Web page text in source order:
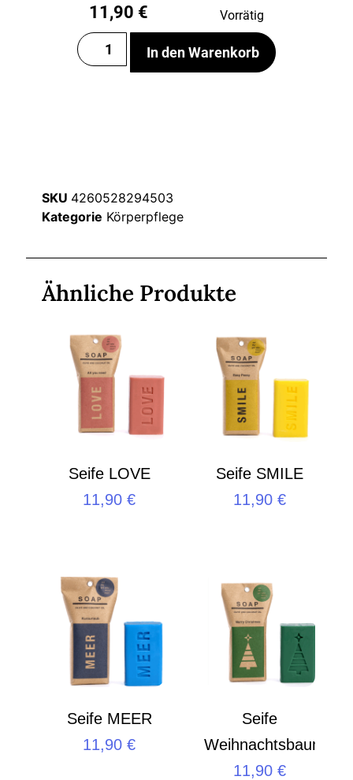
11,90 € Vorrätig
In den Warenkorb
SKU 4260528294503
Kategorie Körperpflege
Ähnliche Produkte
Seife LOVE
11,90€
Seife SMILE
11,90 €
Seife MEER
11,90€
Seife
Weihnachtsbaum
11,90 €